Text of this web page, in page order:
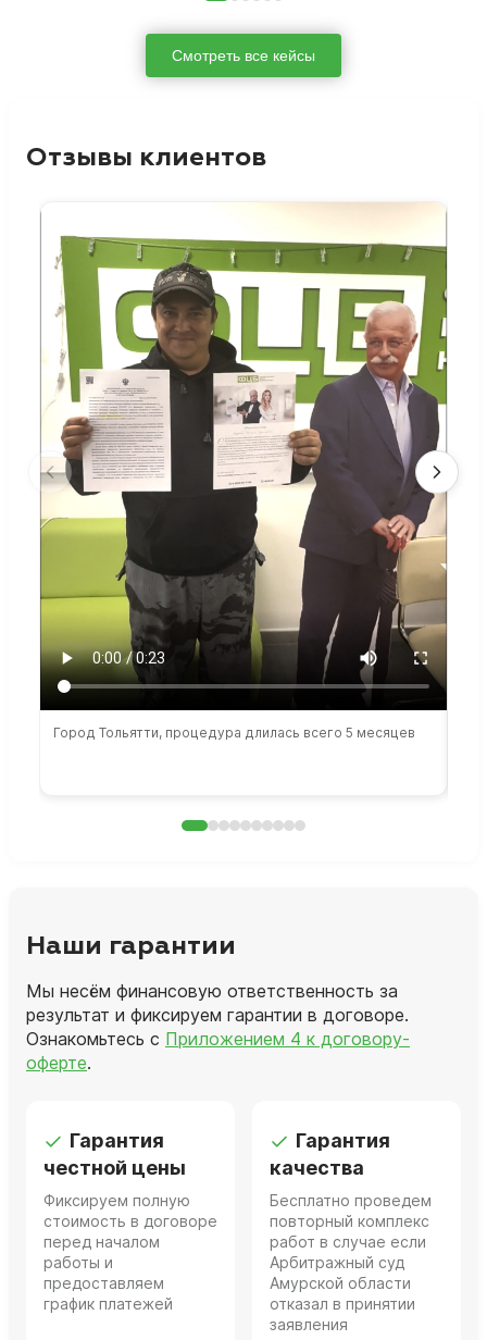
Смотреть все кейсы
Отзывы клиентов
Город Тольятти, процедура длилась всего 5 месяцев
Наши гарантии
Мы несём финансовую ответственность за
результат и фиксируем гарантии в договоре.
Ознакомьтесь с Приложением 4 к договору-
оферте.
Гарантия
честной цены
Фиксируем полную
стоимость в договоре
перед началом
работы и
предоставляем
график платежей
Гарантия
качества
Бесплатно проведем
повторный комплекс
работ в случае если
Арбитражный суд
Амурской области
отказал в принятии
заявления